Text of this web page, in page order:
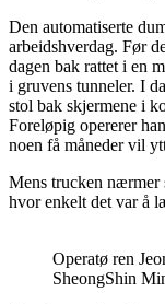
Den automatiserte
arbeidshverdag. Før
dagen bak rattet i en
i gruvens tunneler. I
stol bak skjermene i
Foreløpig opererer
noen få måneder vil
Mens trucken nærmer
hvor enkelt det var å
Operatø ren
SheongShin